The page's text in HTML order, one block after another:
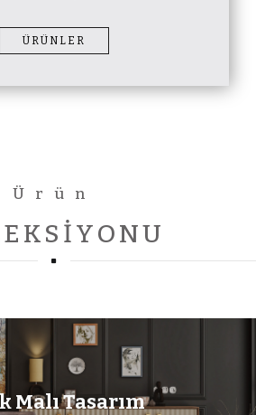
ÜRÜNLER
Ürün
Malı Tasarım